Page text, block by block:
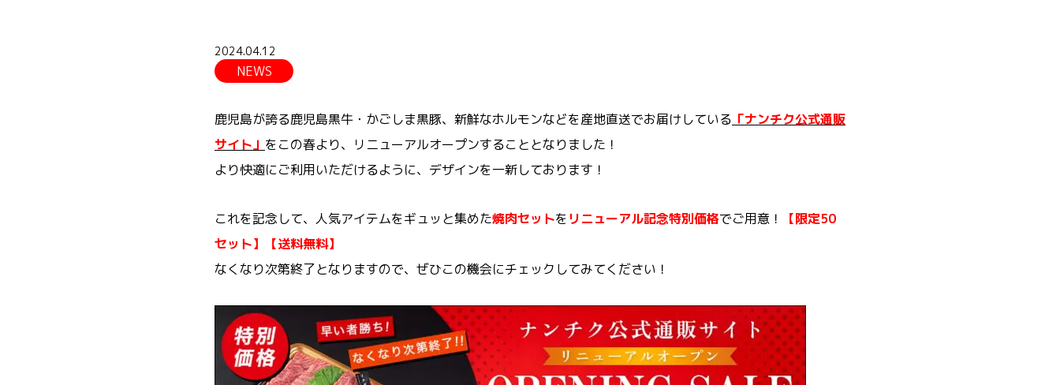
2024.04.12
NEWS
鹿児島が誇る鹿児島黒牛・かごしま黒豚、新鮮なホルモンなどを産地直送でお届けしている 「ナンチク公式通販
サイト」 をこの春より、リニューアルオープンすることとなりました！
より快適にご利用いただけるように、デザインを一新しております！
これを記念して、人気アイテムをギュッと集めた焼肉セットをリニューアル記念特別価格でご用意！
【限定50
セット】【送料無料】
なくなり次第終了となりますので、ぜひこの機会にチェックしてみてください！